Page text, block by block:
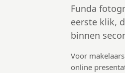
Funda
eerste klik,
binnen
Voor
online